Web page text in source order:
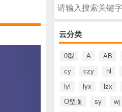
云分类
0型 A AB
cy
czy hl
lyl
lyx lzx
O型血
sy wj